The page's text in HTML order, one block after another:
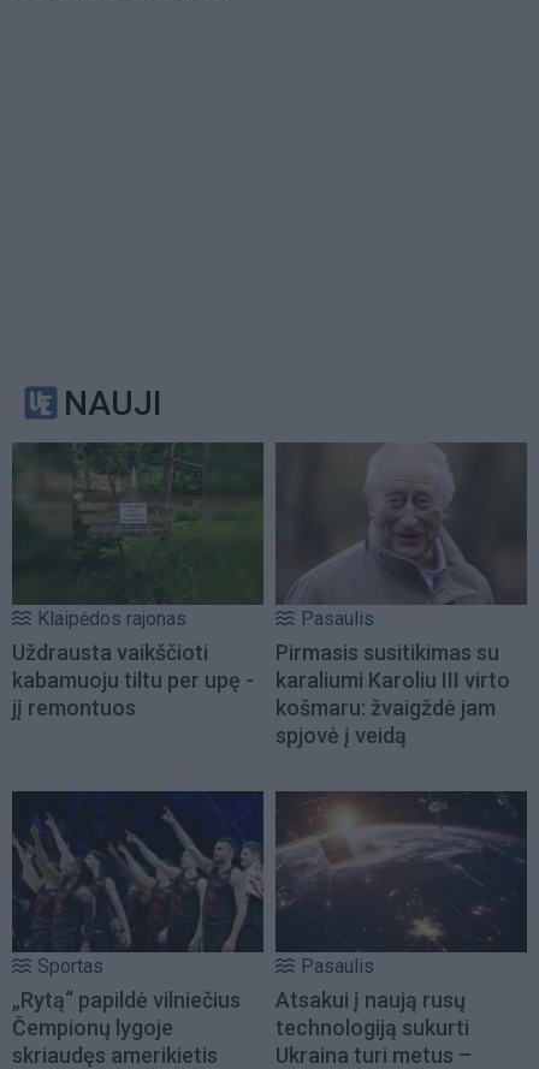
NAUJI
Klaipėdos rajonas
Uždrausta vaikščioti
kabamuoju tiltu per upę -
jį remontuos
Pasaulis
Pirmasis susitikimas su
karaliumi Karoliu III virto
košmaru: žvaigždė jam
spjovė į veidą
Sportas
„Rytą“ papildė vilniečius
Čempionų lygoje
skriaudęs amerikietis
Pasaulis
Atsakui į naują rusų
technologiją sukurti
Ukraina turi metus –